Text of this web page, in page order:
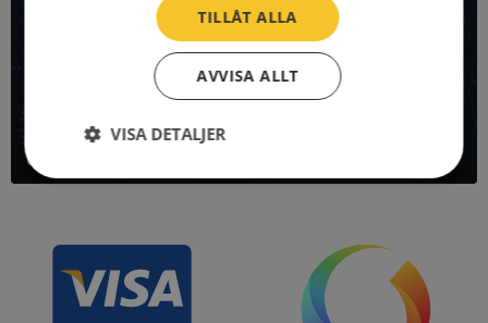
Denna sida använder Syna API. Bli kund idag och kom igång
Läs mer om Syna API
TILLÅT ALLA
AVVISA ALLT
VISA DETALJER
Strikt
Prestanda Inriktning
Funktioner Oklassificerade